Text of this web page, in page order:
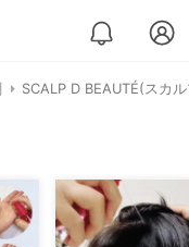
SCALP D BEAUTÉ(スカ